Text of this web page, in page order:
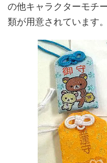
の他キャラクターモチ
類が用意されています。